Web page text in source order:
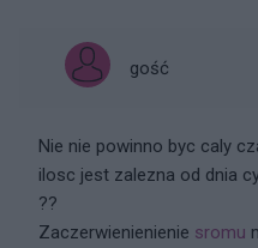
gość
Nie nie powinno byc caly
ilosc jest zalezna od dnia
??
Zaczerwienienienie sromu